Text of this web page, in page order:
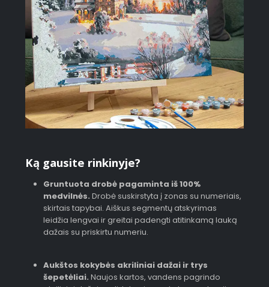
Ką gausite rinkinyje?
Gruntuota drobė pagaminta iš 100%
medvilnės. Drobė suskirstyta į zonas su numeriais,
skirtais tapybai. Aiškus segmentų atskyrimas
leidžia lengvai ir greitai padengti atitinkamą lauką
dažais su priskirtu numeriu.
Aukštos kokybės akriliniai dažai ir trys
šepetėliai. Naujos kartos, vandens pagrindo